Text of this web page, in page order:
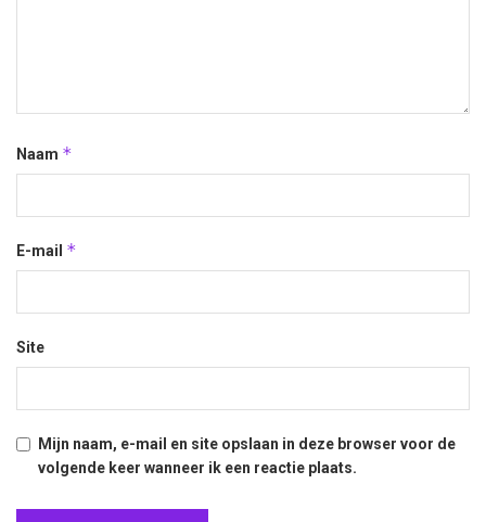
Naam *
E-mail *
Site
Mijn naam, e-mail en site opslaan in deze browser voor de
volgende keer wanneer ik een reactie plaats.